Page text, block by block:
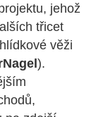
jehož
třicet
věži
Nagel).